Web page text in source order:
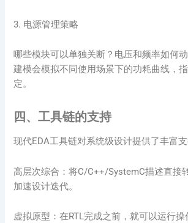
3. 电源管理策略
哪些模块可以单独关断？电压和频率如何
建模会模拟不同使用场景下的功耗曲线，
定。
四、工具链的支持
现代EDA工具链对系统级设计提供了丰富支
高层次综合：将C/C++/SystemC描述直接
加速设计迭代。
虚拟原型：在RTL完成之前，就可以运行